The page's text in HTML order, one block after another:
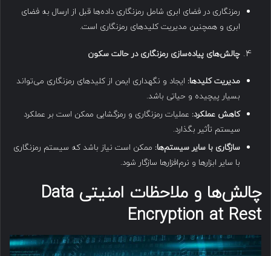
رمزنگاری در فضای ابری شامل رمزنگاری داده‌ها قبل از ارسال به فضای
ابری و همچنین مدیریت کلیدهای رمزنگاری است.
چالش‌های پیاده‌سازی رمزنگاری در حالت سکون
مدیریت کلیدها: ایجاد و نگهداری ایمن از کلیدهای رمزنگاری می‌تواند
بسیار پیچیده و حیاتی باشد.
کاهش عملکرد: عملیات رمزنگاری و رمزگشایی ممکن است بر عملکرد
سیستم تأثیر بگذارد.
سازگاری با سایر سیستم‌ها: ممکن است نیاز باشد که سیستم رمزنگاری
با سایر ابزارها و نرم‌افزارها سازگار شود.
چالش‌ها و ملاحظات امنیتی Data
Encryption at Rest